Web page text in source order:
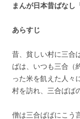
まんが日本昔ばなし
あらすじ
昔、貧しい村に三合
ばは、いつも三合（
った米を飢えた人々
村を訪れ、三合ばば
僧は三合ばばにこう